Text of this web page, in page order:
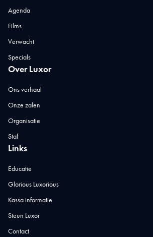
Agenda
Films
Verwacht
Specials
Over Luxor
Ons verhaal
Onze zalen
Organisatie
Staf
Links
Educatie
Glorious Luxorious
Kassa informatie
Steun Luxor
Contact